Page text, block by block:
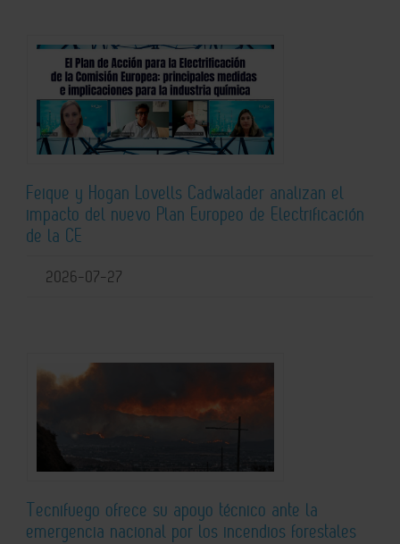
Feique y Hogan Lovells Cadwalader analizan el
impacto del nuevo Plan Europeo de Electrificación
de la CE
2026-07-27
Tecnifuego ofrece su apoyo técnico ante la
emergencia nacional por los incendios forestales